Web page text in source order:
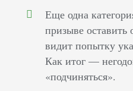
Еще одна
призыве оставить
видит попытку
Как итог —
«подчиняться».